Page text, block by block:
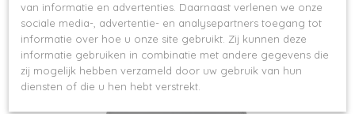
van informatie en advertenties. Daarnaast verlenen we onze
sociale media-, advertentie- en analysepartners toegang tot
informatie over hoe u onze site gebruikt. Zij kunnen deze
informatie gebruiken in combinatie met andere gegevens die
zij mogelijk hebben verzameld door uw gebruik van hun
diensten of die u hen hebt verstrekt.